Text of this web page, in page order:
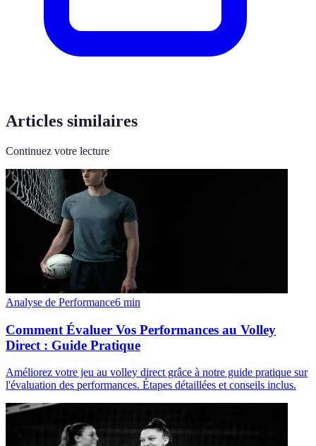
Articles similaires
Continuez votre lecture
Analyse de Performance6 min
Comment Évaluer Vos Performances au Volley
Direct : Guide Pratique
Améliorez votre jeu au volley direct grâce à notre guide pratique sur
l'évaluation des performances. Étapes détaillées et conseils inclus.